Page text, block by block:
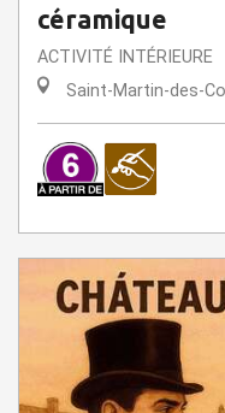
céramique
ACTIVITÉ INTÉRIEURE
Saint-Martin-des-